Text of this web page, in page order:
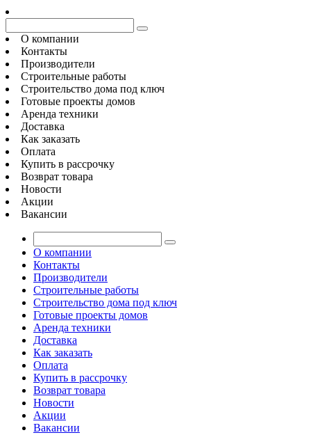
О компании
Контакты
Производители
Строительные работы
Строительство дома под ключ
Готовые проекты домов
Аренда техники
Доставка
Как заказать
Оплата
Купить в рассрочку
Возврат товара
Новости
Акции
Вакансии
О компании
Контакты
Производители
Строительные работы
Строительство дома под ключ
Готовые проекты домов
Аренда техники
Доставка
Как заказать
Оплата
Купить в рассрочку
Возврат товара
Новости
Акции
Вакансии